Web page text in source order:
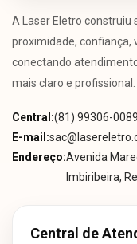
A Laser Eletro construiu
proximidade, confiança,
conectando
mais claro e profissional.
Central:(81) 99306-0089
E-mail:
Endereço:Avenida
Imbiribeira,
Central de